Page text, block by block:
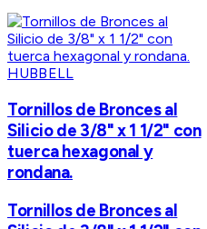
HUBBELL
Tornillos de Bronces al
Silicio de 3/8" x 1 1/2" con
tuerca hexagonal y
rondana.
Tornillos de Bronces al